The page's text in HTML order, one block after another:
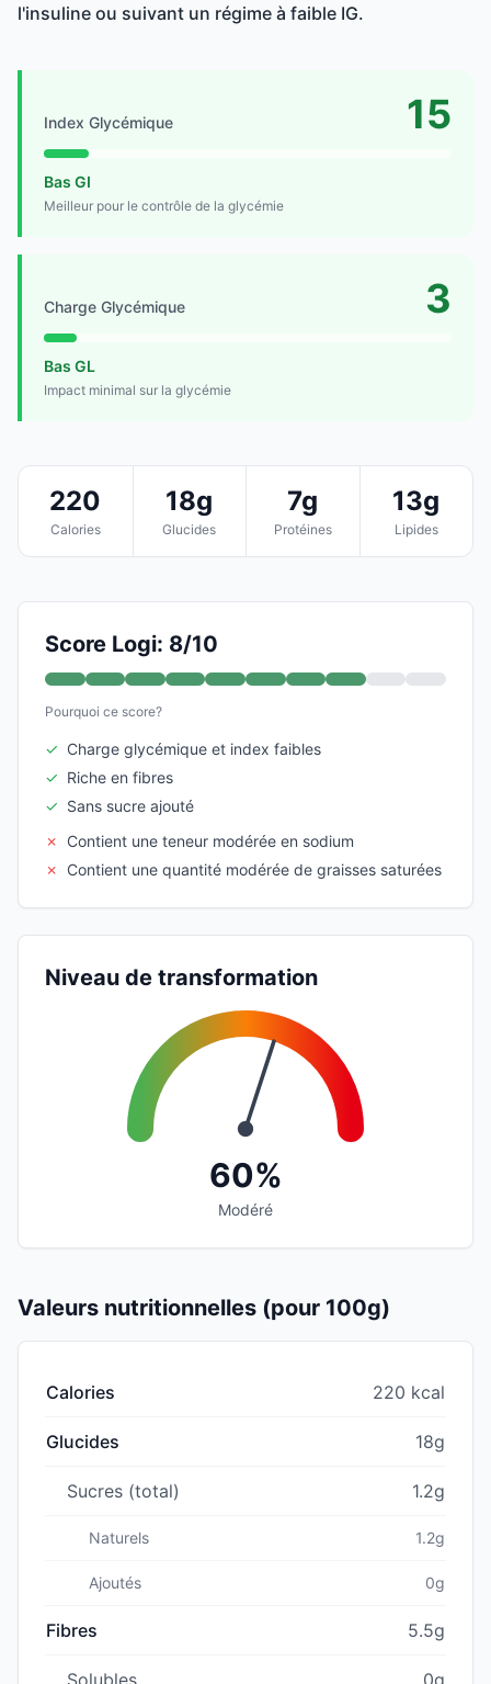
l'insuline ou suivant un régime à faible IG.
Index Glycémique 15
Bas GI
Meilleur pour le contrôle de la glycémie
Charge Glycémique 3
Bas GL
Impact minimal sur la glycémie
220
Calories
18g
Glucides
7g
Protéines
13g
Lipides
Score Logi: 8/10
Pourquoi ce score?
✓ Charge glycémique et index faibles
✓ Riche en fibres
✓ Sans sucre ajouté
✗
Contient une teneur modérée en sodium
✗
Contient une quantité modérée de graisses saturées
Niveau de transformation
60%
Modéré
Valeurs nutritionnelles (pour 100g)
Calories 220 kcal
Glucides 18g
Sucres (total) 1.2g
Naturels 1.2g
Ajoutés 0g
Fibres 5.5g
Solubles 0g